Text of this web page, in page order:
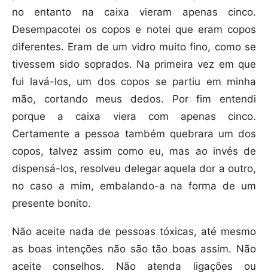
no entanto na caixa vieram apenas cinco.
Desempacotei os copos e notei que eram copos
diferentes. Eram de um vidro muito fino, como se
tivessem sido soprados. Na primeira vez em que
fui lavá-los, um dos copos se partiu em minha
mão, cortando meus dedos. Por fim entendi
porque a caixa viera com apenas cinco.
Certamente a pessoa também quebrara um dos
copos, talvez assim como eu, mas ao invés de
dispensá-los, resolveu delegar aquela dor a outro,
no caso a mim, embalando-a na forma de um
presente bonito.
Não aceite nada de pessoas tóxicas, até mesmo
as boas intenções não são tão boas assim. Não
aceite conselhos. Não atenda ligações ou